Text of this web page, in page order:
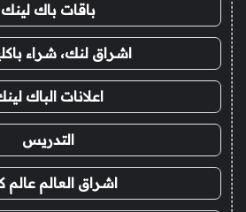
باقات باك لينك
اشراق لنك، شراء
اعلانات الباك
التدريس
اشراق العالم عالم